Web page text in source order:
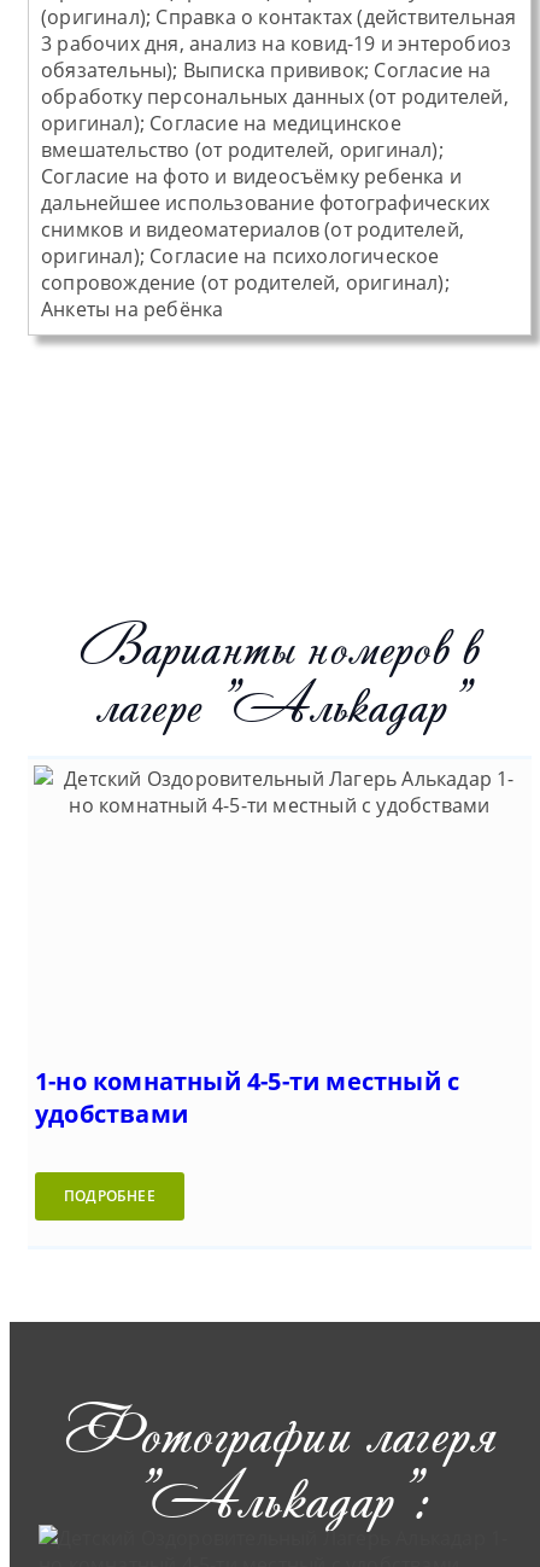
(оригинал); Справка о контактах (действительная
3 рабочих дня, анализ на ковид-19 и энтеробиоз
обязательны); Выписка прививок; Согласие на
обработку персональных данных (от родителей,
оригинал); Согласие на медицинское
вмешательство (от родителей, оригинал);
Согласие на фото и видеосъёмку ребенка и
дальнейшее использование фотографических
снимков и видеоматериалов (от родителей,
оригинал); Согласие на психологическое
сопровождение (от родителей, оригинал);
Анкеты на ребёнка
Варианты номеров в
лагере "Алькадар"
1-но комнатный 4-5-ти местный с
удобствами
ПОДРОБНЕЕ
Фотографии лагеря
"Алькадар":